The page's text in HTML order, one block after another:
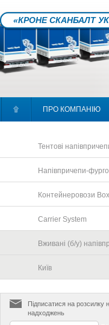
«КРОНЕ СКАНБАЛТ
۩ ПРО КОМПАНІЮ
Тентові
Напівпричепи-
Контейнеровози
Carrier System
Вживані (б/у)
Київ
Підписатися на розсилку
надходжень